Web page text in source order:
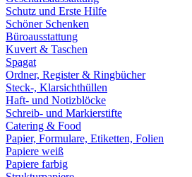
Schutz und Erste Hilfe
Schöner Schenken
Büroausstattung
Kuvert & Taschen
Spagat
Ordner, Register & Ringbücher
Steck-, Klarsichthüllen
Haft- und Notizblöcke
Schreib- und Markierstifte
Catering & Food
Papier, Formulare, Etiketten, Folien
Papiere weiß
Papiere farbig